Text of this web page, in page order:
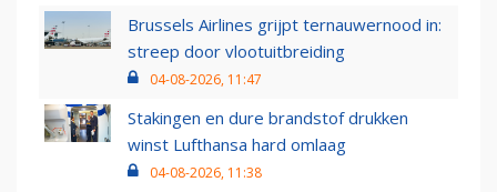
Brussels Airlines grijpt ternauwernood in:
streep door vlootuitbreiding
04-08-2026, 11:47
Stakingen en dure brandstof drukken
winst Lufthansa hard omlaag
04-08-2026, 11:38